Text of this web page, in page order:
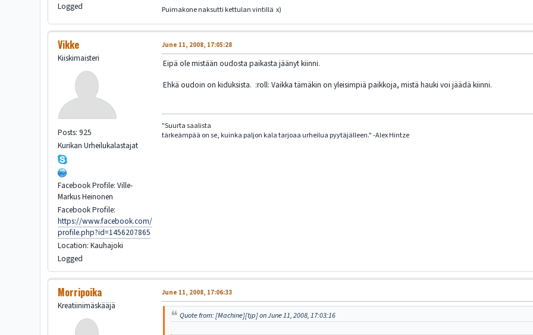
Logged
Puimakone naksutti kettulan vintillä x)
Vikke
Kiiskimaisteri
Posts: 925
Kurikan Urheilukalastajat
Facebook Profile: Ville-
Markus Heinonen
Facebook Profile:
https://www.facebook.com/
profile.php?id=1456207865
Location: Kauhajoki
Logged
June 11, 2008, 17:05:28
Eipä ole mistään oudosta paikasta jäänyt kiinni.
Ehkä oudoin on kiduksista. :roll: Vaikka tämäkin on yleisimpiä paikkoja, mistä hauki voi jäädä kiinni.
"Suurta saalista
tärkeämpää on se, kuinka paljon kala tarjoaa urheilua pyytäjälleen." -Alex Hintze
Morripoika
Kreatiinimäskääjä
June 11, 2008, 17:06:33
Quote from: [Machine][tjp] on June 11, 2008, 17:03:16